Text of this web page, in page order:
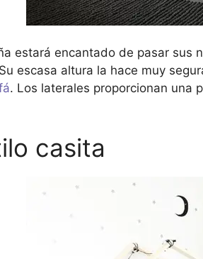
estará encantado de pasar sus
escasa altura la hace muy
. Los laterales proporcionan una
casita